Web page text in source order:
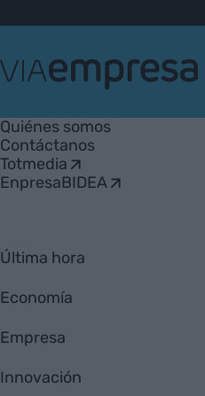
Empresa
Quiénes somos
Contáctanos
Totmedia
EnpresaBIDEA
Última hora
Economía
Empresa
Innovación